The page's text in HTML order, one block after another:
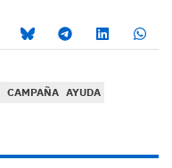
CAMPAÑA AYUDA